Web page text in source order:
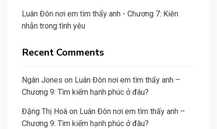
Luân Đôn nơi em tìm thấy anh - Chương 7: Kiên
nhẫn trong tình yêu
Recent Comments
Ngân Jones on Luân Đôn nơi em tìm thấy anh –
Chương 9: Tìm kiếm hạnh phúc ở đâu?
Đặng Thị Hoà on Luân Đôn nơi em tìm thấy anh –
Chương 9: Tìm kiếm hạnh phúc ở đâu?